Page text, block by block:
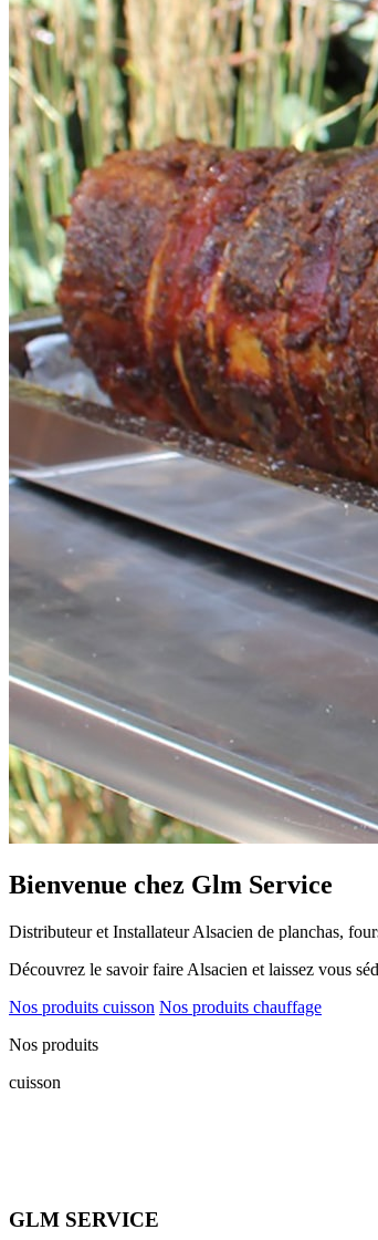
Bienvenue chez Glm Service
Distributeur et Installateur Alsacien de planchas,
Découvrez le savoir faire Alsacien et laissez vous
Nos produits cuisson Nos produits chauffage
Nos produits
cuisson
GLM SERVICE